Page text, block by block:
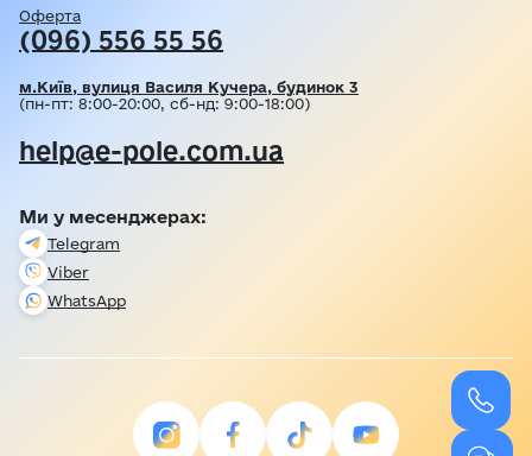
Оферта
(096) 556 55 56
м.Київ, вулиця Василя Кучера, будинок 3
(пн-пт: 8:00-20:00, сб-нд: 9:00-18:00)
help@e-pole.com.ua
Ми у месенджерах:
Telegram
Viber
WhatsApp